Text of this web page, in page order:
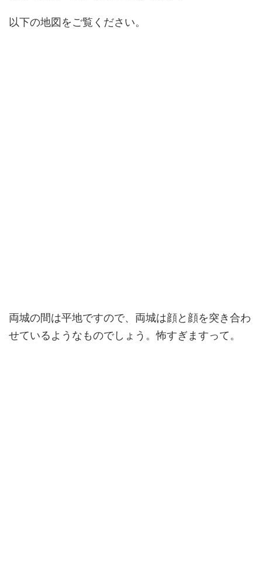
以下の地図をご覧ください。
両城の間は平地ですので、両城は顔と顔を突き合わ
せているようなものでしょう。怖すぎますって。